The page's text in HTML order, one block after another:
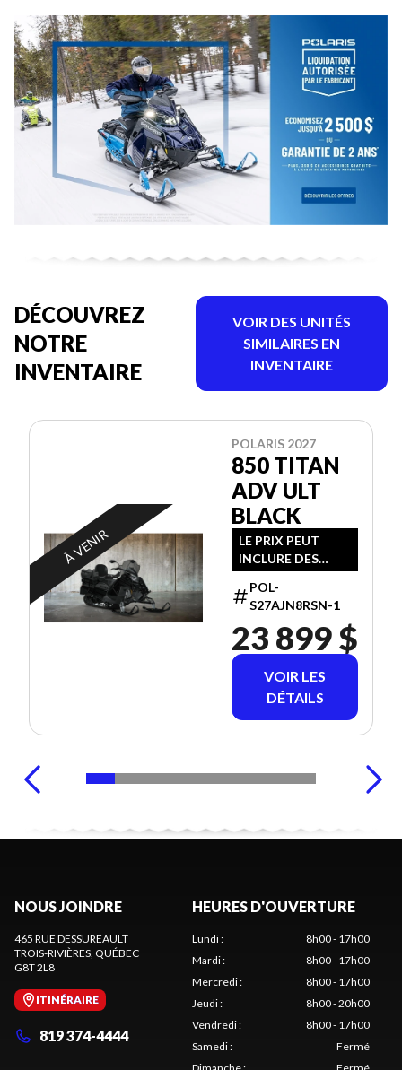
DÉCOUVREZ
NOTRE
INVENTAIRE
VOIR DES UNITÉS
SIMILAIRES EN
INVENTAIRE
À VENIR
POLARIS 2027
850 TITAN
ADV ULT
BLACK
LE PRIX PEUT
INCLURE DES
FRAIS
SUPPLÉMENTAIRE
POL-
S27AJN8RSN-1
23 899 $
VOIR LES
DÉTAILS
NOUS JOINDRE
465 RUE DESSUREAULT
TROIS-RIVIÈRES, QUÉBEC
G8T 2L8
ITINÉRAIRE
819 374-4444
HEURES D'OUVERTURE
Lundi:
8h00 - 17h00
Mardi:
8h00 - 17h00
Mercredi:
8h00 - 17h00
Jeudi:
8h00 - 20h00
Vendredi:
8h00 - 17h00
Samedi:
Fermé